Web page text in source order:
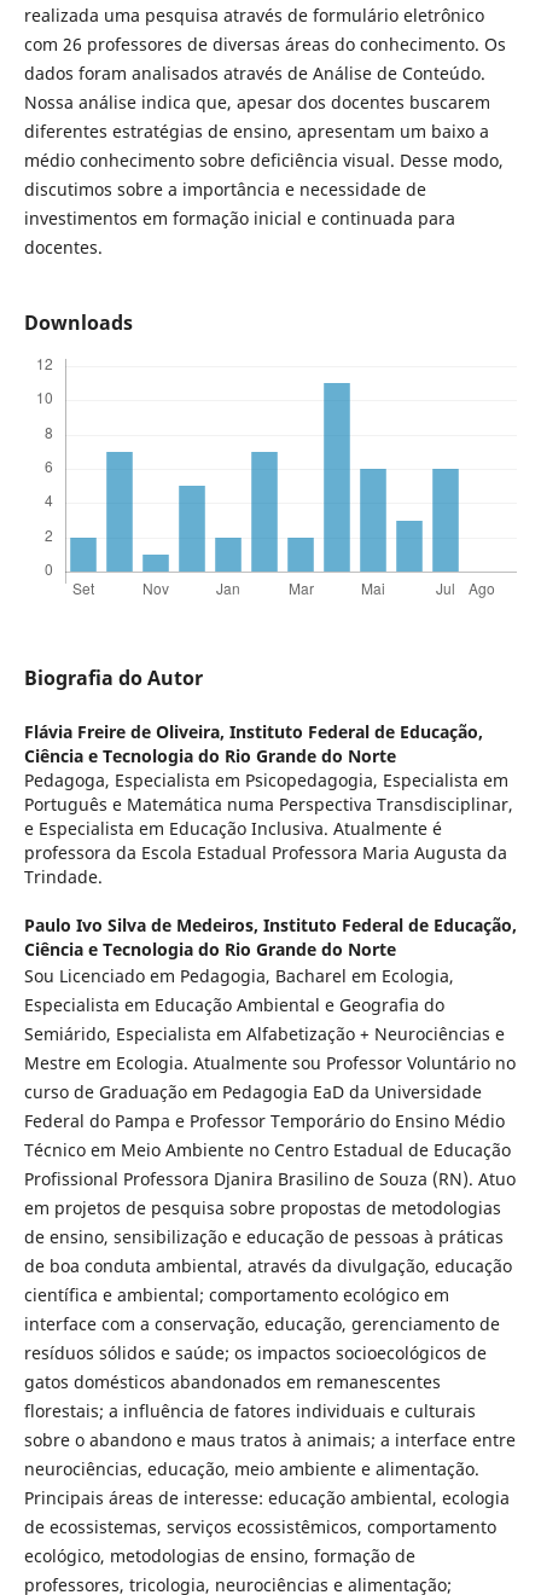
realizada uma pesquisa através de formulário eletrônico
com 26 professores de diversas áreas do conhecimento. Os
dados foram analisados através de Análise de Conteúdo.
Nossa análise indica que, apesar dos docentes buscarem
diferentes estratégias de ensino, apresentam um baixo a
médio conhecimento sobre deficiência visual. Desse modo,
discutimos sobre a importância e necessidade de
investimentos em formação inicial e continuada para
docentes.
Downloads
Biografia do Autor
Flávia Freire de Oliveira, Instituto Federal de Educação,
Ciência e Tecnologia do Rio Grande do Norte
Pedagoga, Especialista em Psicopedagogia, Especialista em
Português e Matemática numa Perspectiva Transdisciplinar,
e Especialista em Educação Inclusiva. Atualmente é
professora da Escola Estadual Professora Maria Augusta da
Trindade.
Paulo Ivo Silva de Medeiros, Instituto Federal de Educação,
Ciência e Tecnologia do Rio Grande do Norte
Sou Licenciado em Pedagogia, Bacharel em Ecologia,
Especialista em Educação Ambiental e Geografia do
Semiárido, Especialista em Alfabetização + Neurociências e
Mestre em Ecologia. Atualmente sou Professor Voluntário no
curso de Graduação em Pedagogia EaD da Universidade
Federal do Pampa e Professor Temporário do Ensino Médio
Técnico em Meio Ambiente no Centro Estadual de Educação
Profissional Professora Djanira Brasilino de Souza (RN). Atuo
em projetos de pesquisa sobre propostas de metodologias
de ensino, sensibilização e educação de pessoas à práticas
de boa conduta ambiental, através da divulgação, educação
científica e ambiental; comportamento ecológico em
interface com a conservação, educação, gerenciamento de
resíduos sólidos e saúde; os impactos socioecológicos de
gatos domésticos abandonados em remanescentes
florestais; a influência de fatores individuais e culturais
sobre o abandono e maus tratos à animais; a interface entre
neurociências, educação, meio ambiente e alimentação.
Principais áreas de interesse: educação ambiental, ecologia
de ecossistemas, serviços ecossistêmicos, comportamento
ecológico, metodologias de ensino, formação de
professores, tricologia, neurociências e alimentação;